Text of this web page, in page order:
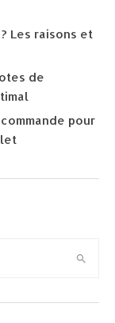
Les raisons et
de
pour